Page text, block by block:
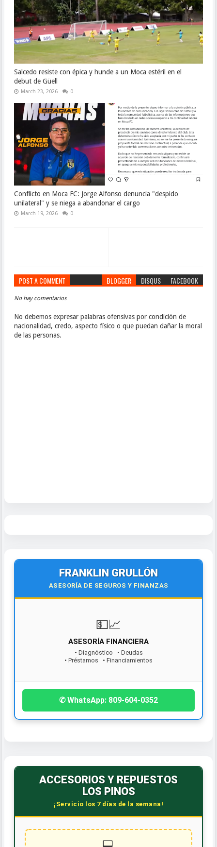
Salcedo resiste con épica y hunde a un Moca estéril en el
debut de Güell
March 23, 2026 0
Conflicto en Moca FC: Jorge Alfonso denuncia "despido
unilateral" y se niega a abandonar el cargo
March 19, 2026 0
POST A COMMENT BLOGGER DISQUS FACEBOOK
No hay comentarios
No debemos expresar palabras ofensivas por condición de
nacionalidad, credo, aspecto físico o que puedan dañar la moral
de las personas.
FRANKLIN GRULLÓN
ASESORÍA DE SEGUROS Y FINANZAS
💵📈
• Diagnóstico • Deudas
• Préstamos • Financiamientos
¡Contáctanos hoy!
✆ WhatsApp: 809-604-0352
ACCESORIOS Y REPUESTOS
LOS PINOS
¡Servicio los 7 días de la semana!
💻